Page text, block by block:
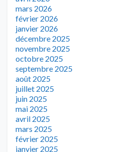
mars 2026
février 2026
janvier 2026
décembre 2025
novembre 2025
octobre 2025
septembre 2025
août 2025
juillet 2025
juin 2025
mai 2025
avril 2025
mars 2025
février 2025
janvier 2025